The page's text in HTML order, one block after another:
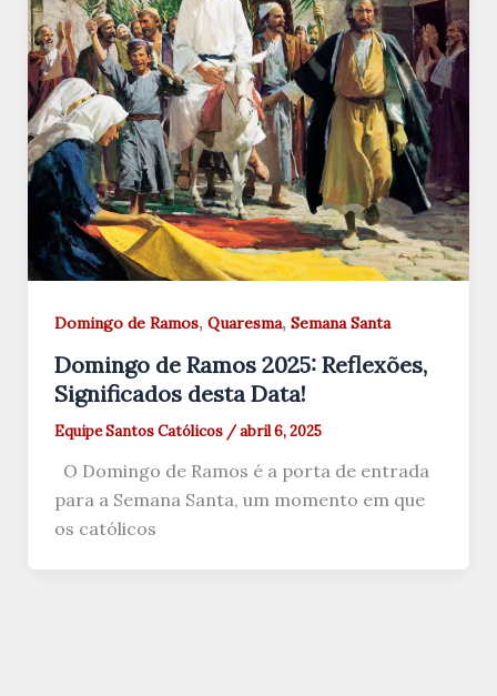
Domingo de Ramos, Quaresma, Semana Santa
Domingo de Ramos 2025: Reflexões,
Significados desta Data!
Equipe Santos Católicos /abril 6, 2025
O Domingo de Ramos é a porta de entrada
para a Semana Santa, um momento em que
os católicos